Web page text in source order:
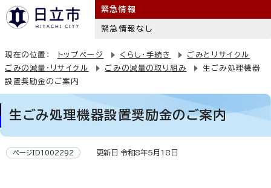
緊急情報
緊急情報なし
現在の位置： トップページ くらし・手続き
ごみとリサイクル
ごみの減量・リサイクル
ごみの減量の取り組み
生ごみ処理機器
設置奨励金のご案内
生ごみ処理機器設置奨励金のご案内
ページID1002292 更新日 令和8年5月18日